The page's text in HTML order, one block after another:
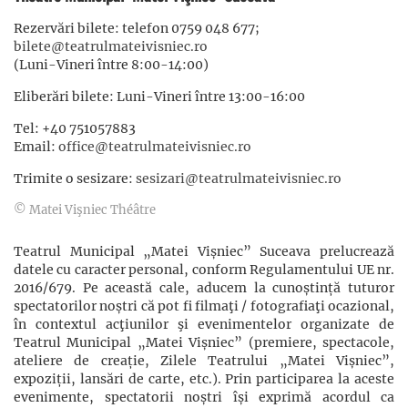
Rezervări bilete: telefon 0759 048 677;
bilete@teatrulmateivisniec.ro
(Luni-Vineri între 8:00-14:00)
Eliberări bilete: Luni-Vineri între 13:00-16:00
Tel: +40 751057883
Email: office@teatrulmateivisniec.ro
Trimite o sesizare: sesizari@teatrulmateivisniec.ro
© Matei Vişniec Théâtre
Teatrul Municipal „Matei Vișniec” Suceava prelucrează
datele cu caracter personal, conform Regulamentului UE nr.
2016/679. Pe această cale, aducem la cunoștință tuturor
spectatorilor noștri că pot fi filmaţi / fotografiaţi ocazional,
în contextul acţiunilor şi evenimentelor organizate de
Teatrul Municipal „Matei Vișniec” (premiere, spectacole,
ateliere de creație, Zilele Teatrului „Matei Vișniec”,
expoziții, lansări de carte, etc.). Prin participarea la aceste
evenimente, spectatorii noștri își exprimă acordul ca